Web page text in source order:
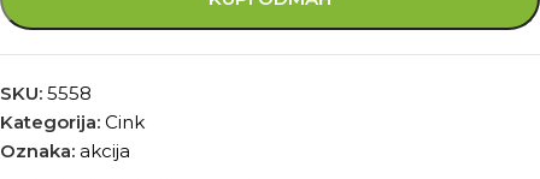
SKU: 5558
Kategorija: Cink
Oznaka: akcija